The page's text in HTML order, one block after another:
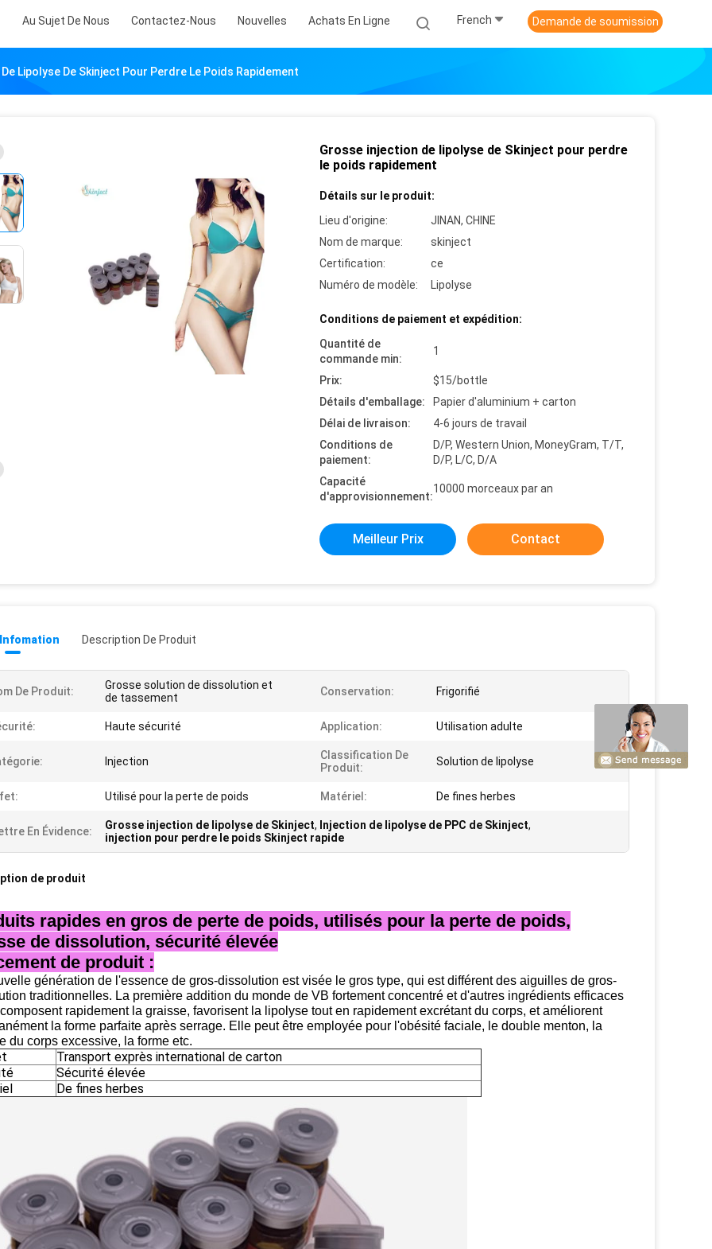
Au Sujet De Nous Contactez-Nous Nouvelles Achats En Ligne French Demande de soumission
Lipolyse De Skinject Pour Perdre Le Poids Rapidement
Grosse injection de lipolyse de Skinject pour perdre
le poids rapidement
Détails sur le produit:
Lieu d'origine:
JINAN, CHINE
Nom de marque:
skinject
Certification:
ce
Numéro de modèle:
Lipolyse
Conditions de paiement et expédition:
Quantité de
commande min:
1
Prix:
$15/bottle
Détails d'emballage:
Papier d'aluminium + carton
Délai de livraison:
4-6 jours de travail
Conditions de
paiement:
D/P, Western Union, MoneyGram, T/T,
D/P, L/C, D/A
Capacité
d'approvisionnement:
10000 morceaux par an
Meilleur Prix Contact
Description De Produit
De Produit:
Grosse solution de dissolution et
de tassement
Conservation: Frigorifié
Haute sécurité Application: Utilisation adulte
Injection
Classification De
Produit:
Solution de lipolyse
Utilisé pour la perte de poids Matériel: De fines herbes
En Évidence: Grosse injection de lipolyse de Skinject, Injection de lipolyse de PPC de Skinject,
injection pour perdre le poids Skinject rapide
de produit
rapides en gros de perte de poids, utilisés pour la perte de poids,
de dissolution, sécurité élevée
de produit :
génération de l'essence de gros-dissolution est visée le gros type, qui est différent des aiguilles de gros-
traditionnelles. La première addition du monde de VB fortement concentré et d'autres ingrédients efficaces
rapidement la graisse, favorisent la lipolyse tout en rapidement excrétant du corps, et améliorent
la forme parfaite après serrage. Elle peut être employée pour l'obésité faciale, le double menton, la
du corps excessive, la forme etc.
Transport exprès international de carton
Sécurité élevée
De fines herbes